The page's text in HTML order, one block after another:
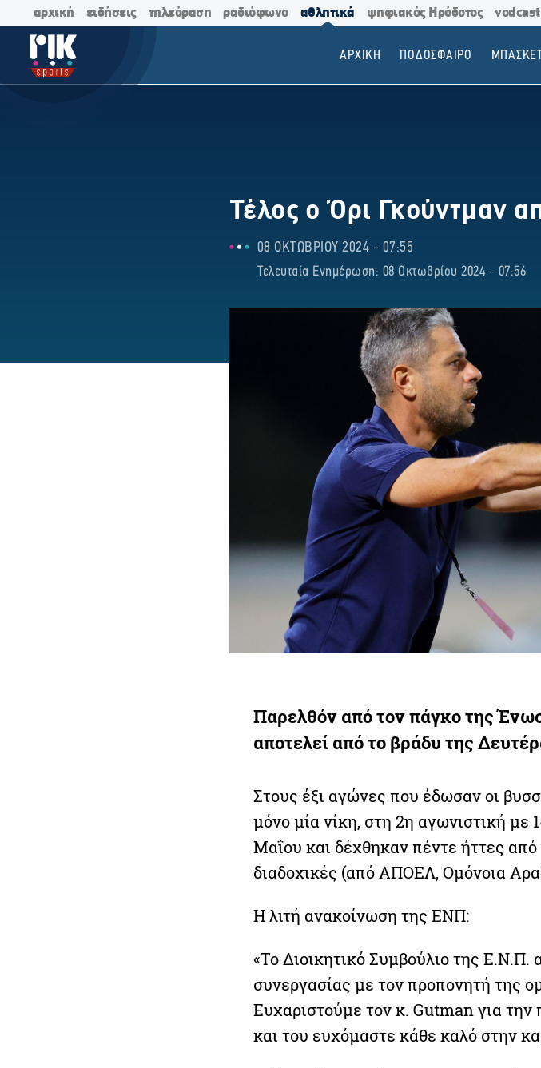
αρχική ειδήσεις τηλεόραση ραδιόφωνο αθλητικά ψηφιακός Ηρόδοτος vodcast
ΑΡΧΙΚΗ ΠΟΔΟΣΦΑΙΡΟ
Τέλος ο Όρι Γκούντμαν
08 ΟΚΤΩΒΡΙΟΥ 2024 - 07:55
Τελευταία Ενημέρωση: 08 Οκτωβρίου 2024 - 07:56
Παρελθόν από τον πάγκο της
αποτελεί από το βράδυ της
Στους έξι αγώνες που έδωσαν οι
μόνο μία νίκη, στη 2η αγωνιστική με
Μαΐου και δέχθηκαν πέντε ήττες από
διαδοχικές (από ΑΠΟΕΛ, Ομόνοια
Η λιτή ανακοίνωση της ΕΝΠ:
«Το Διοικητικό Συμβούλιο της Ε.Ν.Π.
συνεργασίας με τον προπονητή της
Ευχαριστούμε τον κ. Gutman για
και του ευχόμαστε κάθε καλό στην